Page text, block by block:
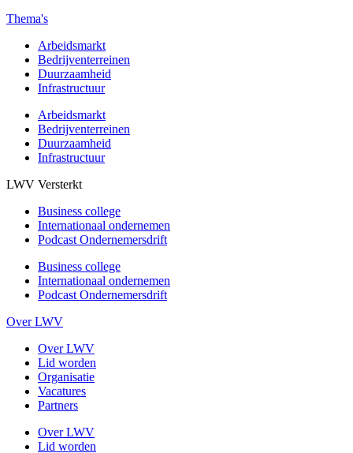
Thema's
Arbeidsmarkt
Bedrijventerreinen
Duurzaamheid
Infrastructuur
Arbeidsmarkt
Bedrijventerreinen
Duurzaamheid
Infrastructuur
LWV Versterkt
Business college
Internationaal ondernemen
Podcast Ondernemersdrift
Business college
Internationaal ondernemen
Podcast Ondernemersdrift
Over LWV
Over LWV
Lid worden
Organisatie
Vacatures
Partners
Over LWV
Lid worden